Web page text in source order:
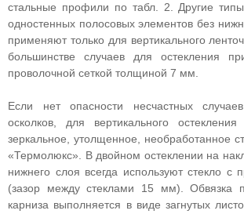
стальные профили по табл. 2. Другие
одностенных полосовых элементов без
применяют только для вертикального
большинстве случаев для остекления
проволочной сеткой толщиной 7 мм.
Если нет опасности несчастных
осколков, для вертикального
зеркальное, утолщенное, необработанное
«Термолюкс». В двойном остеклении на
нижнего слоя всегда используют стекло с
(зазор между стеклами 15 мм). Обвязка
карниза выполняется в виде загнутых